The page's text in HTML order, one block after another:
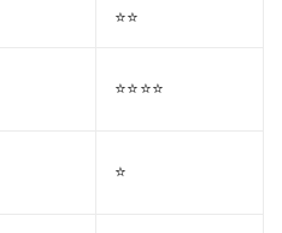
⭐⭐
⭐⭐⭐⭐
⭐